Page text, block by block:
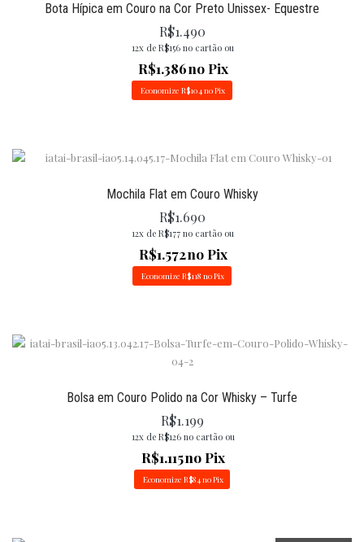
Bota Hípica em Couro na Cor Preto Unissex- Equestre
R$1.490
12x deR$156 no cartão ou
R$1.386no Pix
EconomizeR$104 no Pix
Mochila Flat em Couro Whisky
R$1.690
12x deR$177 no cartão ou
R$1.572no Pix
EconomizeR$118 no Pix
Bolsa em Couro Polido na Cor Whisky – Turfe
R$1.199
12x de R$126no cartão ou
R$1.115no Pix
Economize R$84 no Pix